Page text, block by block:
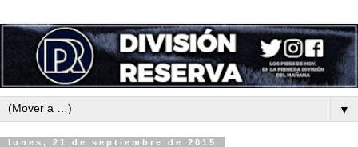
▼
lunes, 21 de septiembre de 2015